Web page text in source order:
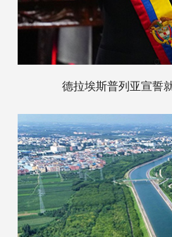
德拉埃斯普列亚宣誓